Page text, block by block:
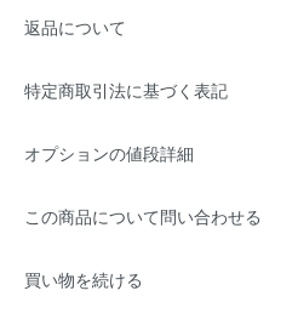
返品について
特定商取引法に基づく表記
オプションの値段詳細
この商品について問い合わせる
買い物を続ける